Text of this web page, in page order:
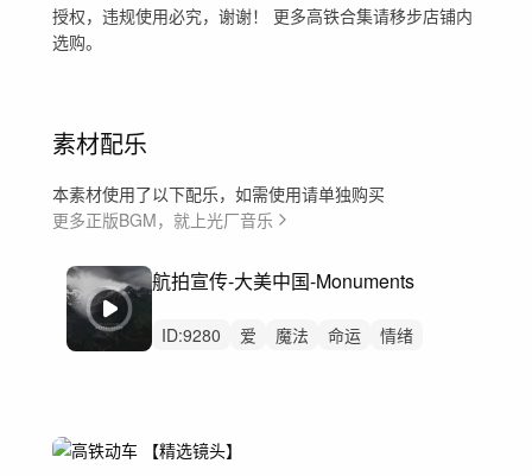
授权，违规使用必究，谢谢！ 更多高铁合集请移步店铺内
选购。
素材配乐
本素材使用了以下配乐，如需使用请单独购买
更多正版BGM，就上光厂音乐
航拍宣传-大美中国-Monuments
ID:9280 爱 魔法 命运
情绪